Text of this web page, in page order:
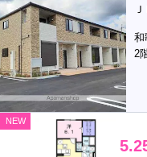
和
2
NEW